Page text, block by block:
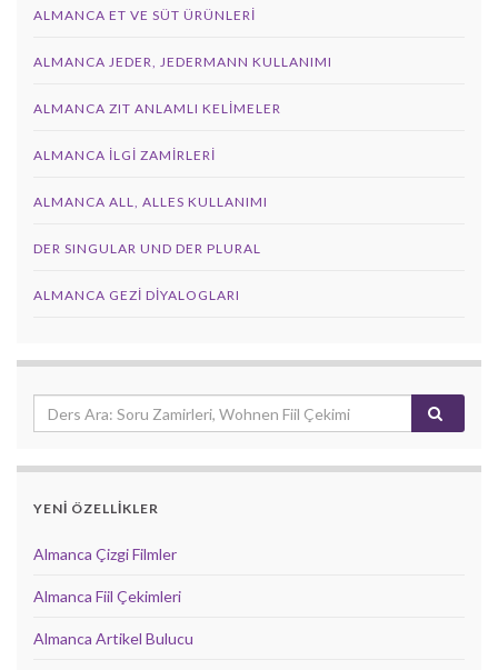
ALMANCA ET VE SÜT ÜRÜNLERI
ALMANCA JEDER, JEDERMANN KULLANIMI
ALMANCA ZIT ANLAMLI KELIMELER
ALMANCA İLGI ZAMIRLERI
ALMANCA ALL, ALLES KULLANIMI
DER SINGULAR UND DER PLURAL
ALMANCA GEZI DIYALOGLARI
YENİ ÖZELLİKLER
Almanca Çizgi Filmler
Almanca Fiil Çekimleri
Almanca Artikel Bulucu